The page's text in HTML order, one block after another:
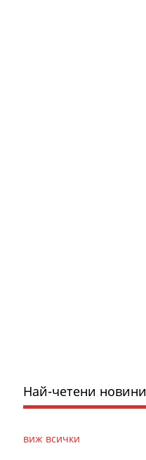
Най-четени новини
виж всички